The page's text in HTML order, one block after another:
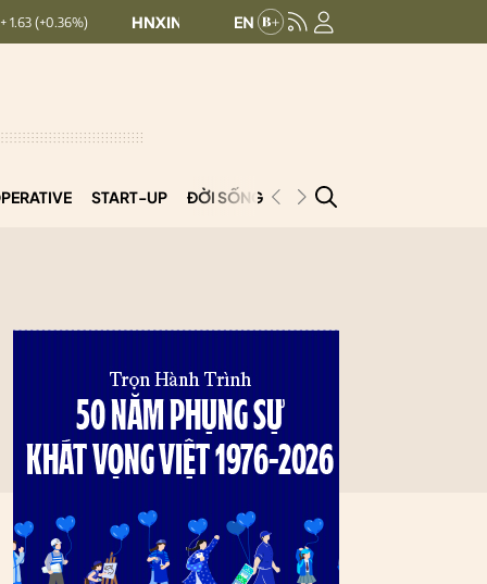
HNXINDEX: 293.44 + 0.25 (+0.09%) UPCOMINDEX:
START-UP ĐỜI SỐNG PODCAST